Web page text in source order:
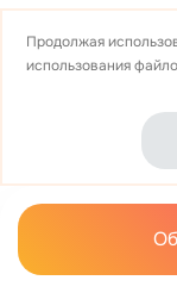
На этом
«Новый»
Задайте
Продолжая
использования